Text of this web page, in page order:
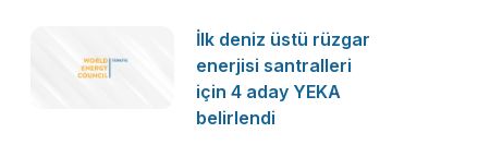
İlk deniz üstü rüzgar
enerjisi santralleri
için 4 aday YEKA
belirlendi